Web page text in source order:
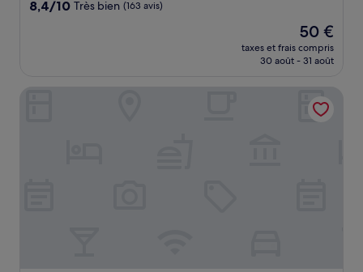
8.4
8,4/10 Très bien (163 avis)
Le
nouveau
prix
de
50 €
50 €
taxes et frais compris
30 août - 31 août